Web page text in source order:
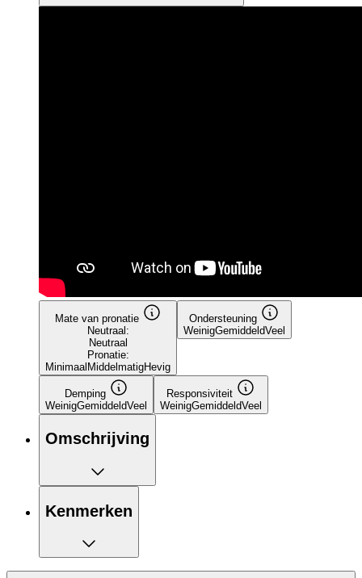
Mate van pronatie
Neutraal:
Neutraal
Pronatie:
MinimaalMiddelmatigHevig
Ondersteuning
WeinigGemiddeldVeel
Demping
WeinigGemiddeldVeel
Responsiviteit
WeinigGemiddeldVeel
Omschrijving
Kenmerken